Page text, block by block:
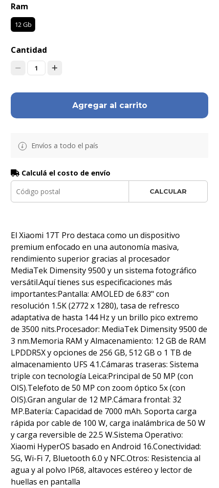
Ram
12 Gb
Cantidad
1
Agregar al carrito
Envíos a todo el país
Calculá el costo de envío
CALCULAR
El Xiaomi 17T Pro destaca como un dispositivo
premium enfocado en una autonomía masiva,
rendimiento superior gracias al procesador
MediaTek Dimensity 9500 y un sistema fotográfico
versátil.Aquí tienes sus especificaciones más
importantes:Pantalla: AMOLED de 6.83" con
resolución 1.5K (2772 x 1280), tasa de refresco
adaptativa de hasta 144 Hz y un brillo pico extremo
de 3500 nits.Procesador: MediaTek Dimensity 9500 de
3 nm.Memoria RAM y Almacenamiento: 12 GB de RAM
LPDDR5X y opciones de 256 GB, 512 GB o 1 TB de
almacenamiento UFS 4.1.Cámaras traseras: Sistema
triple con tecnología Leica:Principal de 50 MP (con
OIS).Telefoto de 50 MP con zoom óptico 5x (con
OIS).Gran angular de 12 MP.Cámara frontal: 32
MP.Batería: Capacidad de 7000 mAh. Soporta carga
rápida por cable de 100 W, carga inalámbrica de 50 W
y carga reversible de 22.5 W.Sistema Operativo:
Xiaomi HyperOS basado en Android 16.Conectividad:
5G, Wi-Fi 7, Bluetooth 6.0 y NFC.Otros: Resistencia al
agua y al polvo IP68, altavoces estéreo y lector de
huellas en pantalla